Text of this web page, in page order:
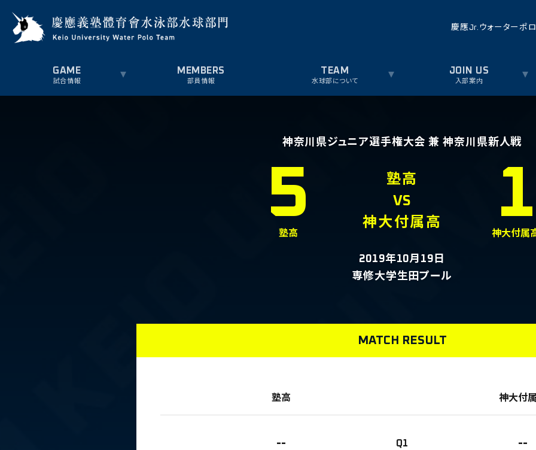
試合情報 部員情報 水球部について 入部案内
慶應Jr.ウォーターポ
神奈川県ジュニア選手権大会 兼 神奈川県新人戦
5
塾高
塾高
VS
神大付属高
1
神大付属
2019年10月19日
専修大学生田プール
MATCH RESULT
塾高 神大付
-- Q1 --